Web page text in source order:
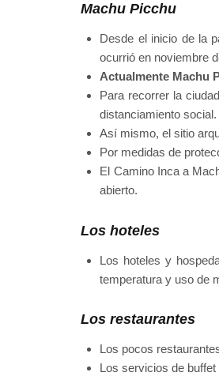
Machu Picchu
Desde el inicio de la
ocurrió en noviembre
Actualmente Machu
Para recorrer la
distanciamiento
Así mismo, el sitio
Por medidas de
El Camino Inca a
abierto.
Los hoteles
Los hoteles y
temperatura y uso de
Los restaurantes
Los pocos
Los servicios de